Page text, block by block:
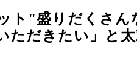
ト"盛りだくさん
ただきたい」と太